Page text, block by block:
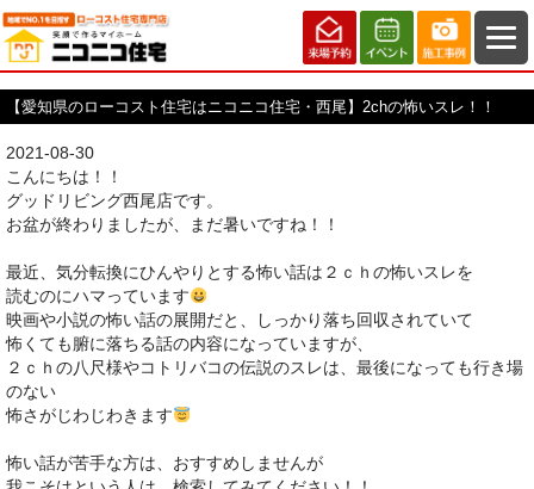
【愛知県のローコスト住宅はニコニコ住宅・西尾】2chの怖いスレ！！
2021-08-30
こんにちは！！
グッドリビング西尾店です。
お盆が終わりましたが、まだ暑いですね！！
最近、気分転換にひんやりとする怖い話は２ｃｈの怖いスレを
読むのにハマっています
映画や小説の怖い話の展開だと、しっかり落ち回収されていて
怖くても腑に落ちる話の内容になっていますが、
２ｃｈの八尺様やコトリバコの伝説のスレは、最後になっても行き場
のない
怖さがじわじわきます
怖い話が苦手な方は、おすすめしませんが